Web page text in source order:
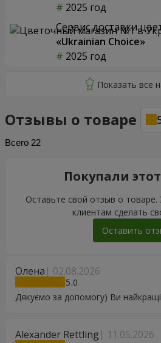
2025 год
Сервис доставки
«Ukrainian Choice»
2025 год
Отзывы о товаре
Всего 22
Олена 02.08.2026
5
Дякуємо за допомогу) Ви найкращі
Alexander Rettling 11.05.2026
Покупали
Оставьте свой отзыв о
клиентам сделать
Оставить